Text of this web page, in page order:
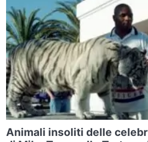
Animali insoliti delle